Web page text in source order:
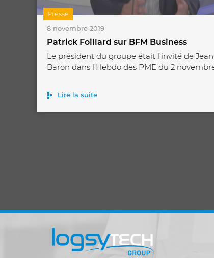
8 novembre 2019
Patrick Foillard sur BFM Business
Le président du groupe était l'invité de
Baron dans l'Hebdo des PME du 2
Lire la suite
Presse